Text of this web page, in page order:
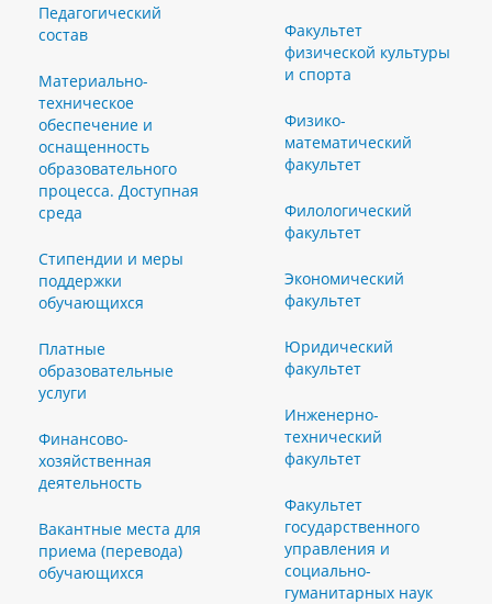
Педагогический
состав
Материально-
техническое
обеспечение и
оснащенность
образовательного
процесса. Доступная
среда
Стипендии и меры
поддержки
обучающихся
Платные
образовательные
услуги
Финансово-
хозяйственная
деятельность
Вакантные места для
приема (перевода)
обучающихся
Факультет
физической культуры
и спорта
Физико-
математический
факультет
Филологический
факультет
Экономический
факультет
Юридический
факультет
Инженерно-
технический
факультет
Факультет
государственного
управления и
социально-
гуманитарных наук